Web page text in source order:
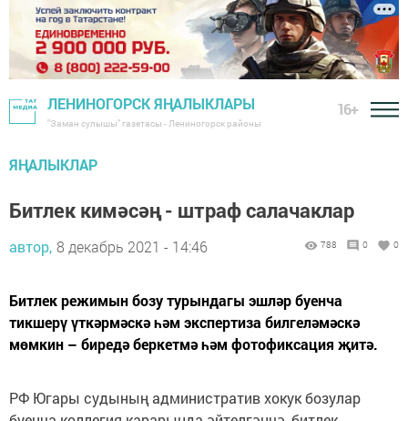
ЛЕНИНОГОРСК ЯҢАЛЫКЛАРЫ
"Заман сулышы" газетасы - Лениногорск районы
16+
ЯҢАЛЫКЛАР
Битлек кимәсәң - штраф салачаклар
автор, 8 декабрь 2021 - 14:46 788 0 0
Битлек режимын бозу турындагы эшләр буенча
тикшерү үткәрмәскә һәм экспертиза билгеләмәскә
мөмкин – биредә беркетмә һәм фотофиксация җитә.
РФ Югары судының административ хокук бозулар